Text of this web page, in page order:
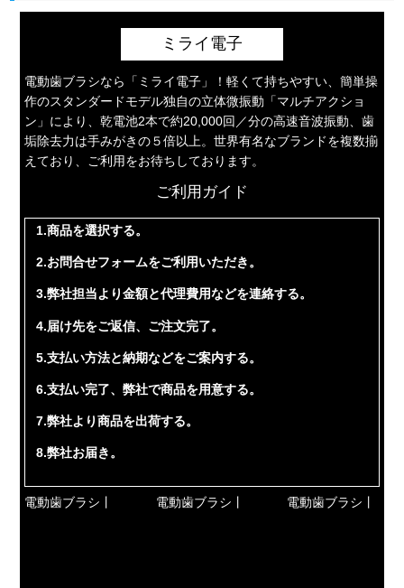
ミライ電子
電動歯ブラシなら「ミライ電子」！軽くて持ちやすい、簡単操
作のスタンダードモデル独自の立体微振動「マルチアクショ
ン」により、乾電池2本で約20,000回／分の高速音波振動、歯
垢除去力は手みがきの５倍以上。世界有名なブランドを複数揃
えており、ご利用をお待ちしております。
ご利用ガイド
1.商品を選択する。
2.お問合せフォームをご利用いただき。
3.弊社担当より金額と代理費用などを連絡する。
4.届け先をご返信、ご注文完了。
5.支払い方法と納期などをご案内する。
6.支払い完了、弊社で商品を用意する。
7.弊社より商品を出荷する。
8.弊社お届き。
電動歯ブラシ丨 電動歯ブラシ丨 電動歯ブラシ丨